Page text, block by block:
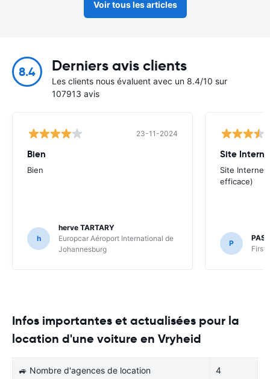
Voir tous les articles
8.4 Derniers avis clients
Les clients nous évaluent avec un 8.4/10 sur
107913 avis
23-11-2024
Bien
Bien
h
herve TARTARY
Europcar Aéroport International de
Johannesburg
Site
Site Internet
efficace)
P
First
Infos importantes et actualisées pour la
location d'une voiture en Vryheid
🚙 Nombre d'agences de location 4